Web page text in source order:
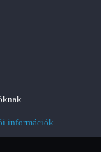
információk